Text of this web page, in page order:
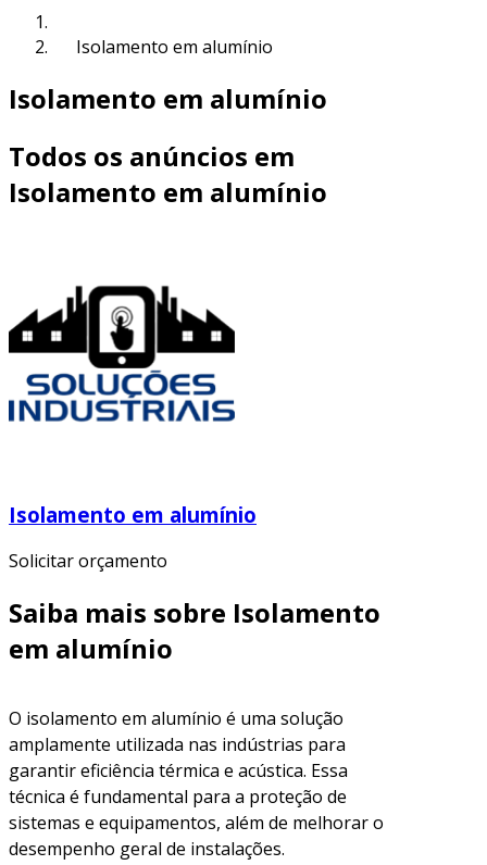
Isolamento em alumínio
Isolamento em alumínio
Todos os anúncios em
Isolamento em alumínio
Isolamento em alumínio
Solicitar orçamento
Saiba mais sobre Isolamento
em alumínio
O isolamento em alumínio é uma solução
amplamente utilizada nas indústrias para
garantir eficiência térmica e acústica. Essa
técnica é fundamental para a proteção de
sistemas e equipamentos, além de melhorar o
desempenho geral de instalações.